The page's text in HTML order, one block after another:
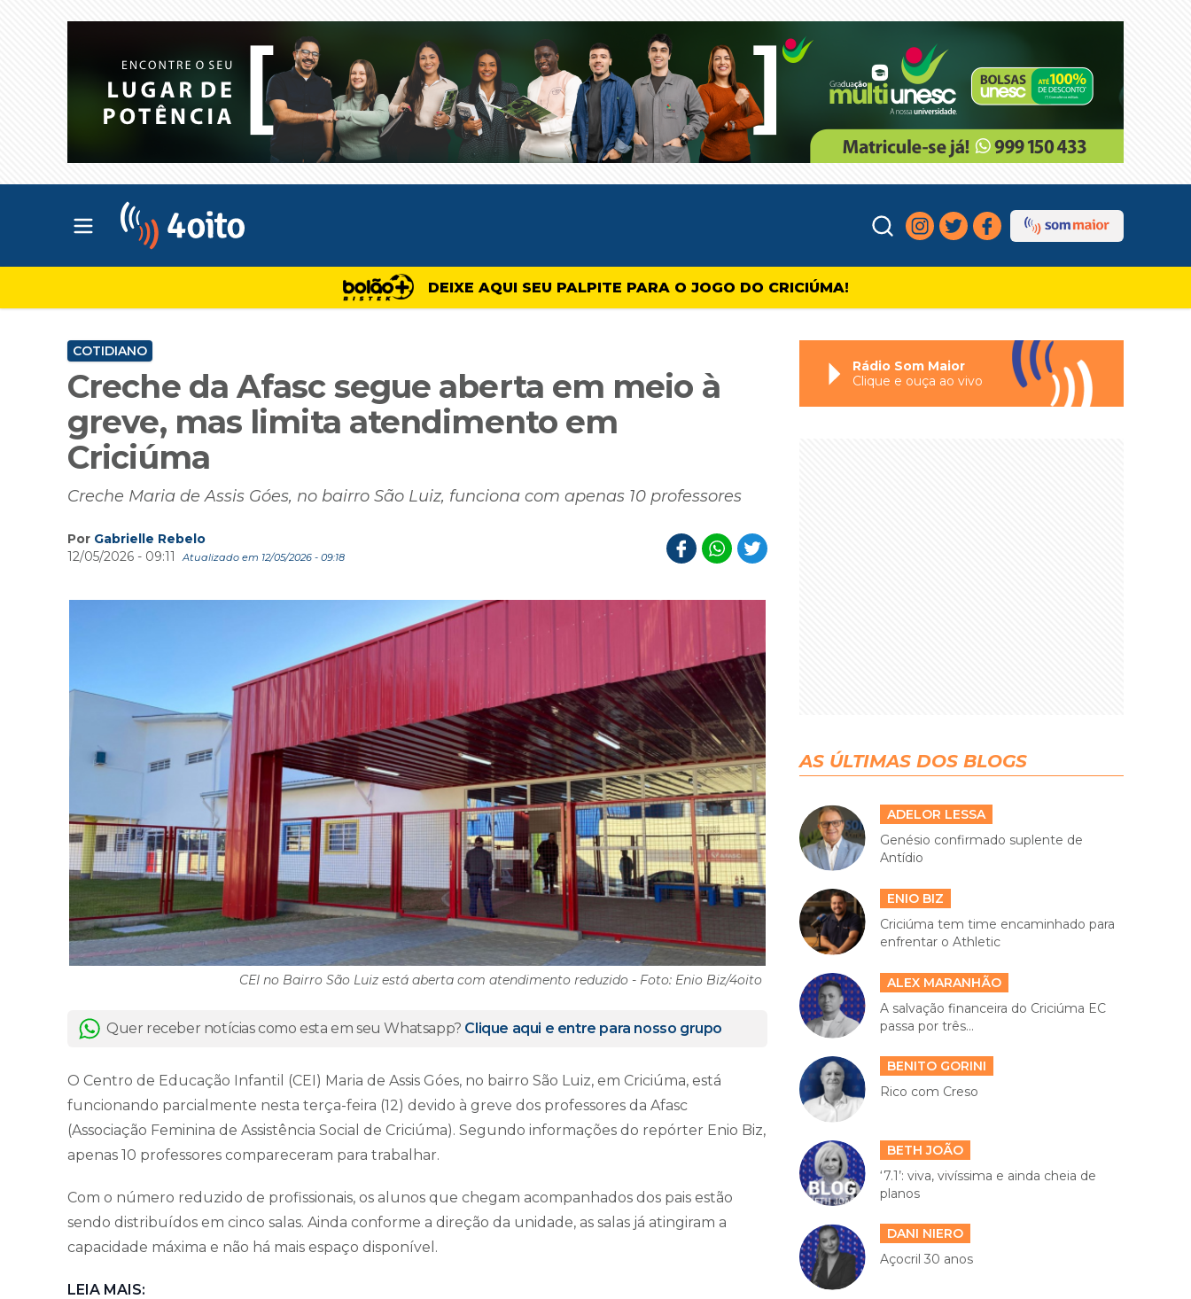
Abrir menu principal
DEIXE AQUI SEU PALPITE PARA O JOGO DO CRICIÚMA!
COTIDIANO
Creche da Afasc segue aberta em meio à
greve, mas limita atendimento em
Criciúma
Creche Maria de Assis Góes, no bairro São Luiz, funciona com apenas 10 professores
Por Gabrielle Rebelo
12/05/2026 - 09:11
Atualizado em 12/05/2026 - 09:18
CEI no Bairro São Luiz está aberta com atendimento reduzido - Foto: Enio Biz/4oito
Quer receber notícias como esta em seu Whatsapp? Clique aqui e entre para nosso grupo
O Centro de Educação Infantil (CEI) Maria de Assis Góes, no bairro São Luiz, em Criciúma, está
funcionando parcialmente nesta terça-feira (12) devido à greve dos professores da Afasc
(Associação Feminina de Assistência Social de Criciúma). Segundo informações do repórter Enio Biz,
apenas 10 professores compareceram para trabalhar.
Com o número reduzido de profissionais, os alunos que chegam acompanhados dos pais estão
sendo distribuídos em cinco salas. Ainda conforme a direção da unidade, as salas já atingiram a
capacidade máxima e não há mais espaço disponível.
LEIA MAIS:
Rádio Som Maior
Clique e ouça ao vivo
AS ÚLTIMAS DOS BLOGS
ADELOR LESSA
Genésio confirmado suplente de
Antídio
ENIO BIZ
Criciúma tem time encaminhado para
enfrentar o Athletic
ALEX MARANHÃO
A salvação financeira do Criciúma EC
passa por três...
BENITO GORINI
Rico com Creso
BETH JOÃO
‘7.1’: viva, vivíssima e ainda cheia de
planos
DANI NIERO
Açocril 30 anos